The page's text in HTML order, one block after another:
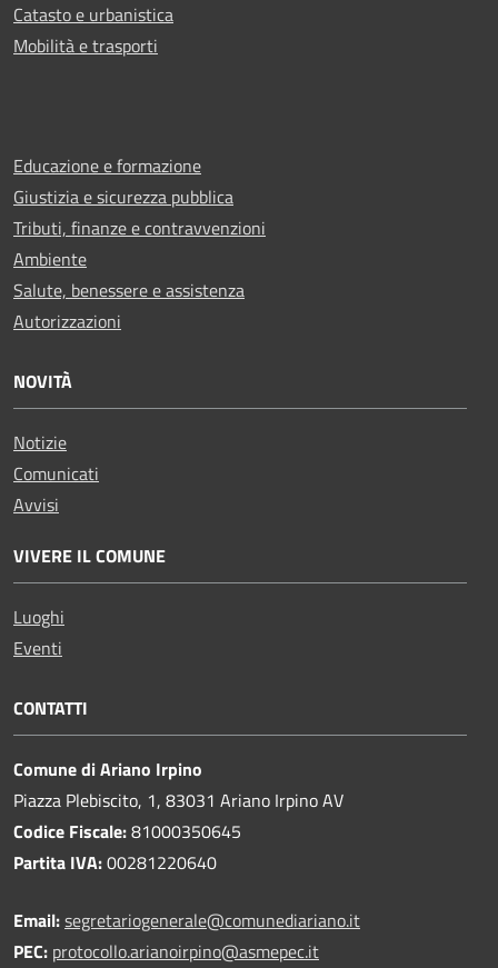
Catasto e urbanistica
Mobilità e trasporti
Educazione e formazione
Giustizia e sicurezza pubblica
Tributi, finanze e contravvenzioni
Ambiente
Salute, benessere e assistenza
Autorizzazioni
NOVITÀ
Notizie
Comunicati
Avvisi
VIVERE IL COMUNE
Luoghi
Eventi
CONTATTI
Comune di Ariano Irpino
Piazza Plebiscito, 1, 83031 Ariano Irpino AV
Codice Fiscale:81000350645
Partita IVA:00281220640
Email:segretariogenerale@comunediariano.it
PEC: protocollo.arianoirpino@asmepec.it